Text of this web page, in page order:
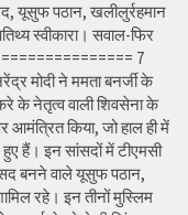
यूसुफ पठान, खलीलुर्रहमान
स्वीकारा। सवाल-फिर
7
मोदी ने ममता बनर्जी के
के नेतृत्व वाली शिवसेना के
आमंत्रित किया, जो हाल ही में
हैं। इन सांसदों में टीएमसी
बनने वाले यूसुफ पठान,
रहे। इन तीनों मुस्लिम